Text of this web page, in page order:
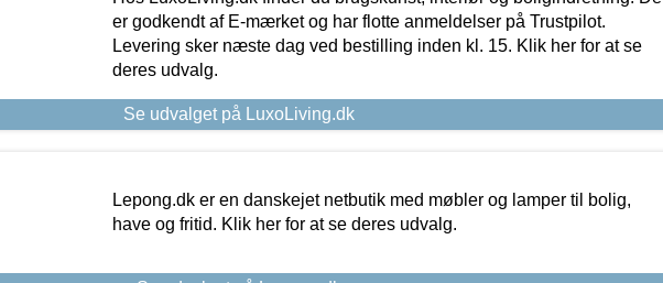
er godkendt af E-mærket og har flotte anmeldelser på Trustpilot.
Levering sker næste dag ved bestilling inden kl. 15. Klik her for at se
deres udvalg.
Se udvalget på LuxoLiving.dk
Lepong.dk er en danskejet netbutik med møbler og lamper til bolig,
have og fritid. Klik her for at se deres udvalg.